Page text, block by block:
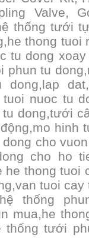
Valve,
thống tưới
thong tuoi
tu dong
phun tu
nuoc tu
dong,tưới
hinh
cho
cho ho
he thong tuoi
tuoi
thống
mua,he
thống tưới